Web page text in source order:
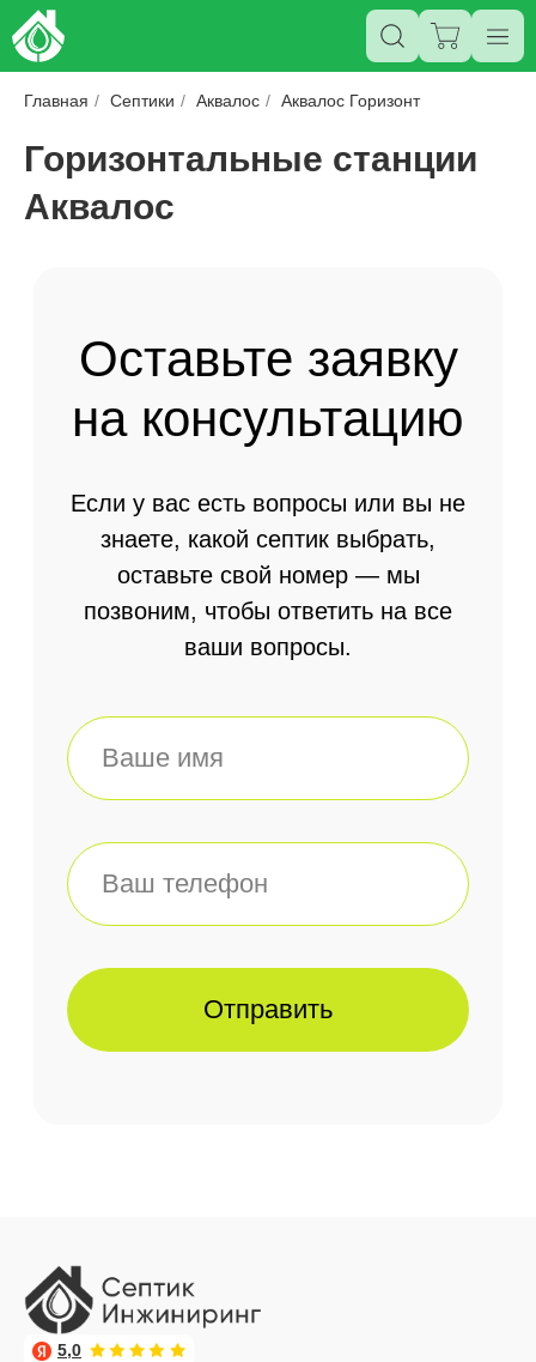
Главная / Септики / Аквалос / Аквалос Горизонт
Горизонтальные станции
Аквалос
Отправить
Если у вас есть вопросы или вы не
оставьте свой номер — мы
позвоним, чтобы ответить на все
5,0